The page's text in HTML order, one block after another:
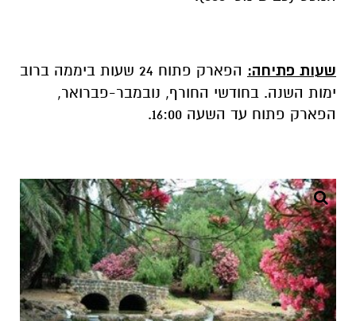
שעות פתיחה:
הפארק פתוח 24 שעות ביממה ברוב
ימות השנה. בחודשי החורף, נובמבר-פברואר,
הפארק פתוח עד השעה 16:00.